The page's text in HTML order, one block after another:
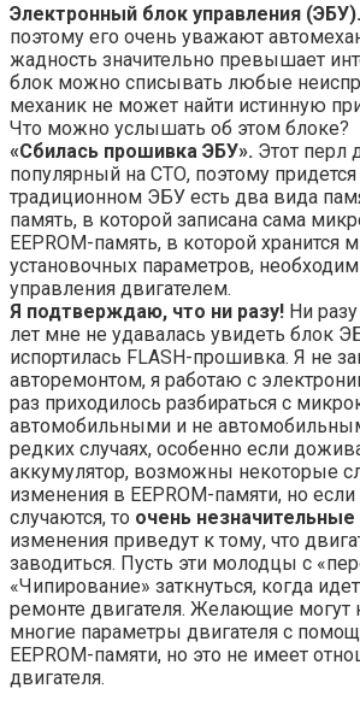
Электронный блок управления (ЭБУ).
поэтому его очень уважают
жадность значительно превышает
блок можно списывать любые
механик не может найти истинную
Что можно услышать об этом блоке?
«Сбилась прошивка ЭБУ». Этот перл
популярный на СТО, поэтому придется
традиционном ЭБУ есть два вида
память, в которой записана сама
EEPROM-память, в которой хранится
установочных параметров,
управления двигателем.
Я подтверждаю, что ни разу! Ни
лет мне не удавалась увидеть блок
испортилась FLASH-прошивка. Я не
авторемонтом, я работаю с
раз приходилось разбираться с
автомобильными и не
редких случаях, особенно если
аккумулятор, возможны некоторые
изменения в EEPROM-памяти, но
случаются, то очень
изменения приведут к тому, что
заводиться. Пусть эти молодцы с
«Чипирование» заткнуться, когда
ремонте двигателя. Желающие могут
многие параметры двигателя с
EEPROM-памяти, но это не имеет
двигателя.